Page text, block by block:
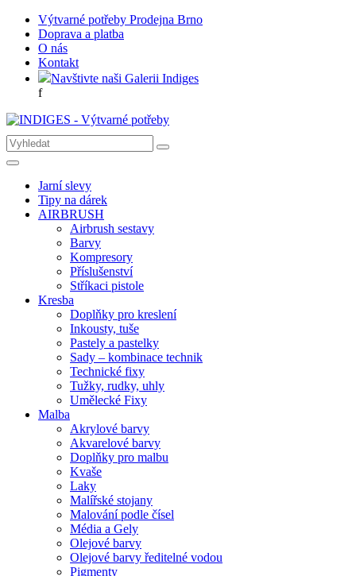
Výtvarné potřeby Prodejna Brno
Doprava a platba
O nás
Kontakt
Navštivte naši Galerii Indiges
f
Jarní slevy
Tipy na dárek
AIRBRUSH
Airbrush sestavy
Barvy
Kompresory
Příslušenství
Stříkaci pistole
Kresba
Doplňky pro kreslení
Inkousty, tuše
Pastely a pastelky
Sady – kombinace technik
Technické fixy
Tužky, rudky, uhly
Umělecké Fixy
Malba
Akrylové barvy
Akvarelové barvy
Doplňky pro malbu
Kvaše
Laky
Malířské stojany
Malování podle čísel
Média a Gely
Olejové barvy
Olejové barvy ředitelné vodou
Pigmenty